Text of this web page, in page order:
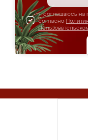
Я соглашаюсь на
согласно